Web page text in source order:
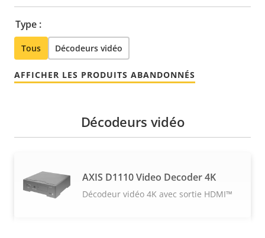
Type :
Tous Décodeurs vidéo
AFFICHER LES PRODUITS ABANDONNÉS
Décodeurs vidéo
AXIS D1110 Video Decoder 4K
Décodeur vidéo 4K avec sortie HDMI™